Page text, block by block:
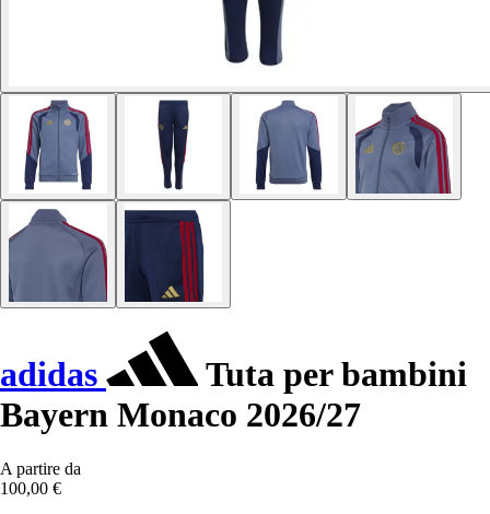
adidas
Tuta per bambini
Bayern Monaco 2026/27
A partire da
100,00 €